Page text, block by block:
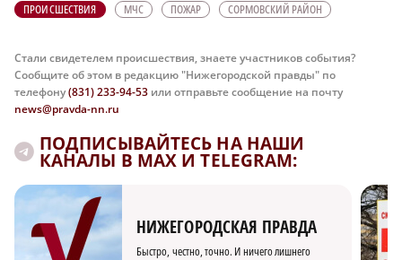
ПРОИСШЕСТВИЯ МЧС ПОЖАР СОРМОВСКИЙ РАЙОН
Стали свидетелем происшествия, знаете участников события?
Сообщите об этом в редакцию "Нижегородской правды" по
телефону(831) 233-94-53 или отправьте сообщение на почту
news@pravda-nn.ru
ПОДПИСЫВАЙТЕСЬ НА НАШИ
КАНАЛЫ В MAX И TELEGRAM:
НИЖЕГОРОДСКАЯ ПРАВДА
Быстро, честно, точно. И ничего лишнего